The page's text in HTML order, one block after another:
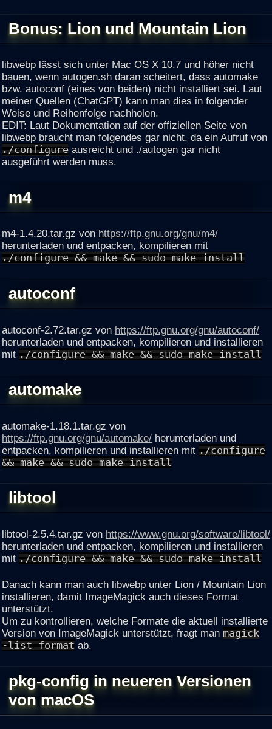
Bonus: Lion und Mountain Lion
libwebp lässt sich unter Mac OS X 10.7 und höher nicht
bauen, wenn autogen.sh daran scheitert, dass automake
bzw. autoconf (eines von beiden) nicht installiert sei. Laut
meiner Quellen (ChatGPT) kann man dies in folgender
Weise und Reihenfolge nachholen.
EDIT: Laut Dokumentation auf der offiziellen Seite von
libwebp braucht man folgendes gar nicht, da ein Aufruf von
./configure ausreicht und ./autogen gar nicht
ausgeführt werden muss.
m4
m4-1.4.20.tar.gz von https://ftp.gnu.org/gnu/m4/
herunterladen und entpacken, kompilieren mit
./configure && make && sudo make install
autoconf
autoconf-2.72.tar.gz von https://ftp.gnu.org/gnu/autoconf/
herunterladen und entpacken, kompilieren und installieren
mit ./configure && make && sudo make install
automake
automake-1.18.1.tar.gz von
https://ftp.gnu.org/gnu/automake/ herunterladen und
entpacken, kompilieren und installieren mit ./configure
&& make && sudo make install
libtool
libtool-2.5.4.tar.gz von https://www.gnu.org/software/libtool/
herunterladen und entpacken, kompilieren und installieren
mit ./configure && make && sudo make install
Danach kann man auch libwebp unter Lion / Mountain Lion
installieren, damit ImageMagick auch dieses Format
unterstützt.
Um zu kontrollieren, welche Formate die aktuell installierte
Version von ImageMagick unterstützt, fragt man magick
-list format ab.
pkg-config in neueren Versionen
von macOS